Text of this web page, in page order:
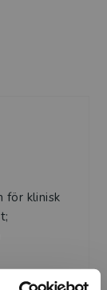
för klinisk